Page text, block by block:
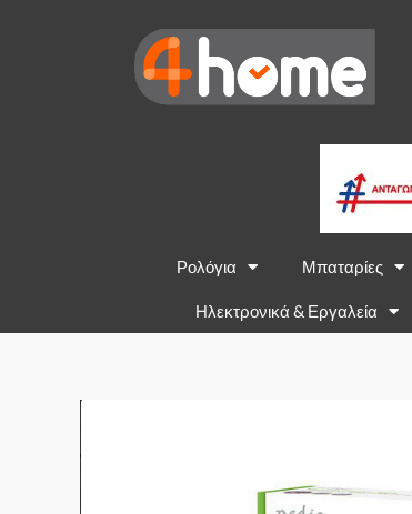
Ρολόγια Μπαταρίες
Ηλεκτρονικά & Εργαλεία